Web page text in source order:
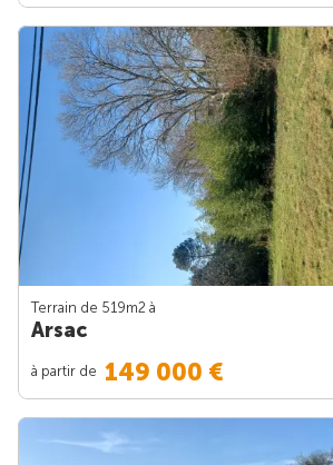
Terrain de 519m2 à
Arsac
à partir de 149 000 €